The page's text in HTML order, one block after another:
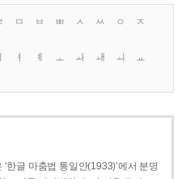
ㅁ ㅂ ㅃ ㅅ ㅆ ㅇ
ㅈ
ㅕ ㅖ ㅗ ㅘ ㅙ ㅚ
ㅛ
한글 마춤법 통일안(1933)’에서 분명